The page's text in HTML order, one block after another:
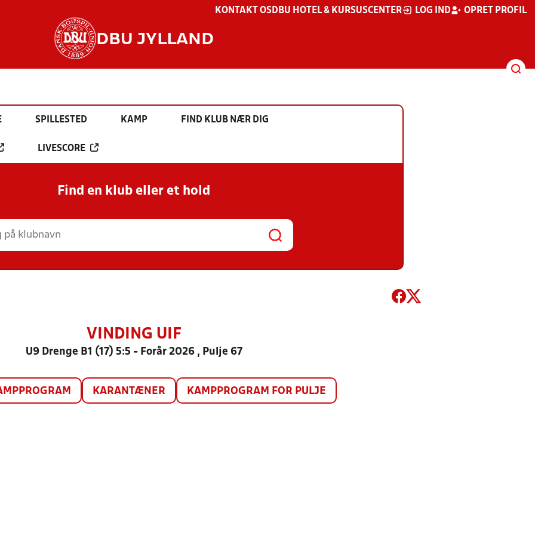
KONTAKT OS DBU HOTEL & KURSUSCENTER LOG IND OPRET PROFIL
DBU JYLLAND
SPILLESTED KAMP FIND KLUB NÆR DIG
LIVESCORE
Find en klub eller et hold
VINDING UIF
U9 Drenge B1 (17) 5:5 - Forår 2026 , Pulje 67
KARANTÆNER KAMPPROGRAM FOR PULJE